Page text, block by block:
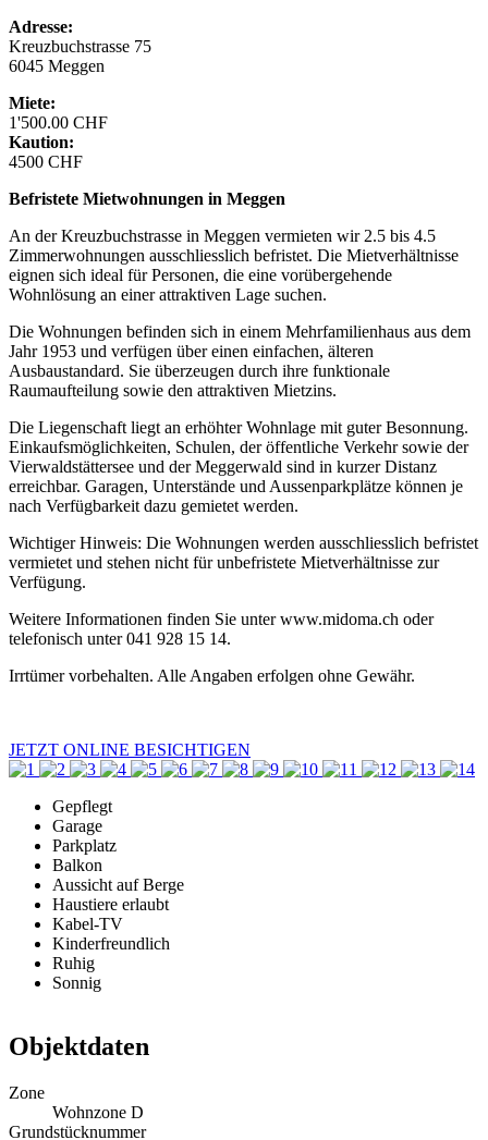
Adresse:
Kreuzbuchstrasse 75
6045 Meggen
Miete:
1'500.00 CHF
Kaution:
4500 CHF
Befristete Mietwohnungen in Meggen
An der Kreuzbuchstrasse in Meggen vermieten wir 2.5 bis 4.5
Zimmerwohnungen ausschliesslich befristet. Die Mietverhältnisse
eignen sich ideal für Personen, die eine vorübergehende
Wohnlösung an einer attraktiven Lage suchen.
Die Wohnungen befinden sich in einem Mehrfamilienhaus aus dem
Jahr 1953 und verfügen über einen einfachen, älteren
Ausbaustandard. Sie überzeugen durch ihre funktionale
Raumaufteilung sowie den attraktiven Mietzins.
Die Liegenschaft liegt an erhöhter Wohnlage mit guter Besonnung.
Einkaufsmöglichkeiten, Schulen, der öffentliche Verkehr sowie der
Vierwaldstättersee und der Meggerwald sind in kurzer Distanz
erreichbar. Garagen, Unterstände und Aussenparkplätze können je
nach Verfügbarkeit dazu gemietet werden.
Wichtiger Hinweis: Die Wohnungen werden ausschliesslich befristet
vermietet und stehen nicht für unbefristete Mietverhältnisse zur
Verfügung.
Weitere Informationen finden Sie unter www.midoma.ch oder
telefonisch unter 041 928 15 14.
Irrtümer vorbehalten. Alle Angaben erfolgen ohne Gewähr.
JETZT ONLINE BESICHTIGEN
Gepflegt
Garage
Parkplatz
Balkon
Aussicht auf Berge
Haustiere erlaubt
Kabel-TV
Kinderfreundlich
Ruhig
Sonnig
Objektdaten
Zone
Wohnzone D
Grundstücknummer